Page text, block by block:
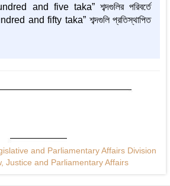
and five taka” শব্দগুলির পরিবর্তে
and fifty taka” শব্দগুলি প্রতিস্থাপিত
and Parliamentary Affairs Division
Justice and Parliamentary Affairs